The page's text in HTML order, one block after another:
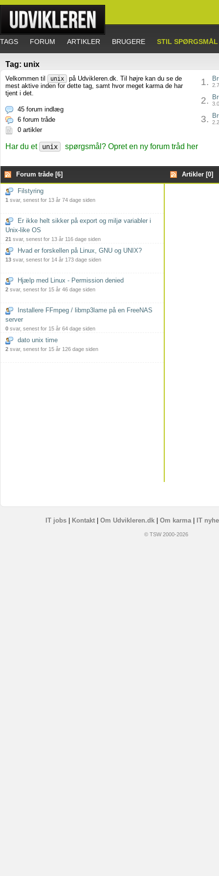
TAGS FORUM ARTIKLER BRUGERE STIL SPØRGSMÅL
Tag: unix
Velkommen til unix
på Udvikleren.dk. Til højre kan du se de
mest aktive inden for dette tag, samt hvor meget karma de har
tjent i det.
45 forum indlæg
6 forum tråde
0 artikler
1.
2.
3.
Har du et unix spørgsmål? Opret en ny forum tråd her
Forum tråde [6] Artikler [0]
Filstyring
1 svar, senest for 13 år 74 dage siden
Er ikke helt sikker på export og miljø variabler i
Unix-like OS
21 svar, senest for 13 år 116 dage siden
Hvad er forskellen på Linux, GNU og UNIX?
13 svar, senest for 14 år 173 dage siden
Hjælp med Linux - Permission denied
2 svar, senest for 15 år 46 dage siden
Installere FFmpeg / libmp3lame på en FreeNAS
server
0 svar, senest for 15 år 64 dage siden
dato unix time
2 svar, senest for 15 år 126 dage siden
IT jobs| Kontakt| Om Udvikleren.dk| Om karma| IT
© TSW 2000-2026